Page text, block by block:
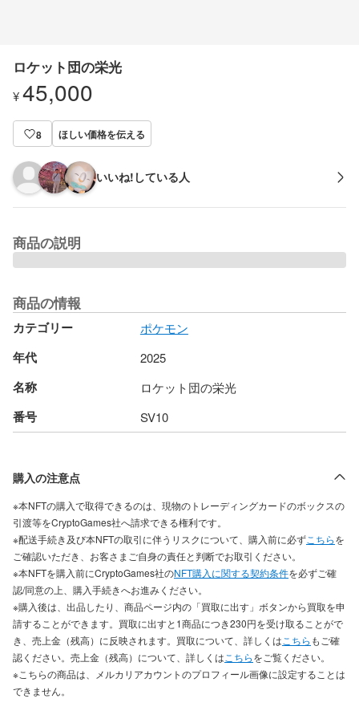
ロケット団の栄光
¥45,000
8 ほしい価格を伝える
いいね!している人
商品の説明
商品の情報
カテゴリー ポケモン
年代 2025
名称 ロケット団の栄光
番号 SV10
購入の注意点
※本NFTの購入で取得できるのは、現物のトレーディングカードのボックスの
引渡等をCryptoGames社へ請求できる権利です。
※配送手続き及び本NFTの取引に伴うリスクについて、購入前に必ずこちらを
ご確認いただき、お客さまご自身の責任と判断でお取引ください。
※本NFTを購入前にCryptoGames社のNFT購入に関する契約条件を必ずご確
認/同意の上、購入手続きへお進みください。
※購入後は、出品したり、商品ページ内の「買取に出す」ボタンから買取を申
請することができます。買取に出すと1商品につき230円を受け取ることがで
き、売上金（残高）に反映されます。買取について、詳しくは こちら もご確
認ください。売上金（残高）について、詳しくは こちらをご覧ください。
※こちらの商品は、メルカリアカウントのプロフィール画像に設定することは
できません。